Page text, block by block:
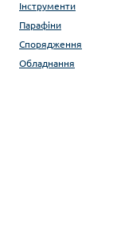
Інструменти
Парафіни
Спорядження
Обладнання